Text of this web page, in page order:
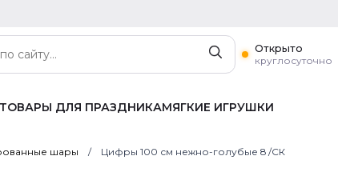
Открыто
круглосуточно
ТОВАРЫ ДЛЯ ПРАЗДНИКАМЯГКИЕ ИГРУШКИ
шары Цифры 100 см нежно-голубые 8 /СК